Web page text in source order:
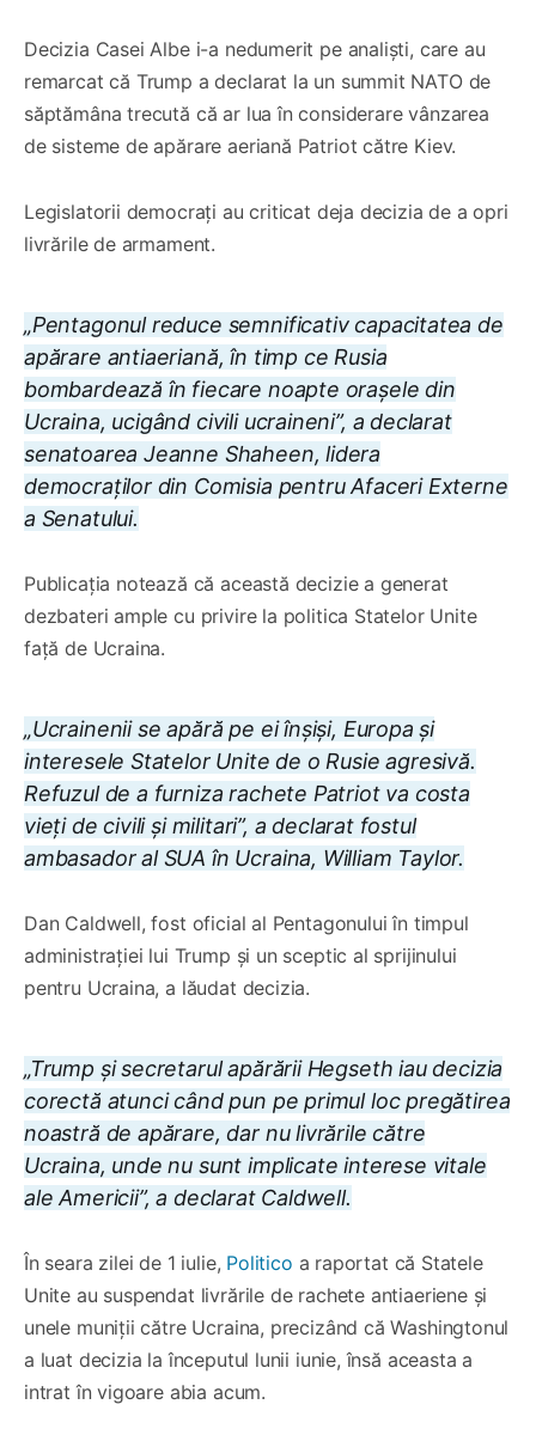
Decizia Casei Albe i-a nedumerit pe analiști, care au
remarcat că Trump a declarat la un summit NATO de
săptămâna trecută că ar lua în considerare vânzarea
de sisteme de apărare aeriană Patriot către Kiev.
Legislatorii democrați au criticat deja decizia de a opri
livrările de armament.
„Pentagonul reduce semnificativ capacitatea de
apărare antiaeriană, în timp ce Rusia
bombardează în fiecare noapte orașele din
Ucraina, ucigând civili ucraineni”, a declarat
senatoarea Jeanne Shaheen, lidera
democraților din Comisia pentru Afaceri Externe
a Senatului.
Publicația notează că această decizie a generat
dezbateri ample cu privire la politica Statelor Unite
față de Ucraina.
„Ucrainenii se apără pe ei înșiși, Europa și
interesele Statelor Unite de o Rusie agresivă.
Refuzul de a furniza rachete Patriot va costa
vieți de civili și militari”, a declarat fostul
ambasador al SUA în Ucraina, William Taylor.
Dan Caldwell, fost oficial al Pentagonului în timpul
administrației lui Trump și un sceptic al sprijinului
pentru Ucraina, a lăudat decizia.
„Trump și secretarul apărării Hegseth iau decizia
corectă atunci când pun pe primul loc pregătirea
noastră de apărare, dar nu livrările către
Ucraina, unde nu sunt implicate interese vitale
ale Americii”, a declarat Caldwell.
În seara zilei de 1 iulie, Politico a raportat că Statele
Unite au suspendat livrările de rachete antiaeriene și
unele muniții către Ucraina, precizând că Washingtonul
a luat decizia la începutul lunii iunie, însă aceasta a
intrat în vigoare abia acum.